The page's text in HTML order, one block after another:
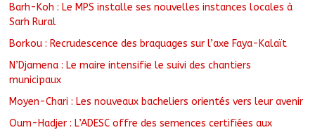
Barh-Koh : Le MPS installe ses nouvelles instances locales à
Sarh Rural
Borkou : Recrudescence des braquages sur l’axe Faya-Kalaït
N’Djamena : Le maire intensifie le suivi des chantiers
municipaux
Moyen-Chari : Les nouveaux bacheliers orientés vers leur avenir
Oum-Hadjer : L’ADESC offre des semences certifiées aux